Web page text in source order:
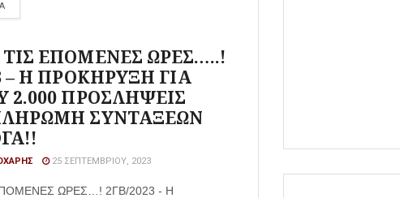
ΕΠΟΜΕΝΕΣ ΩΡΕΣ…..!
– Η ΠΡΟΚΗΡΥΞΗ ΓΙΑ
2.000 ΠΡΟΣΛΗΨΕΙΣ
ΣΥΝΤΑΞΕΩΝ
25 ΣΕΠΤΕΜΒΡΊΟΥ, 2023
ΩΡΕΣ…! 2ΓΒ/2023 - Η